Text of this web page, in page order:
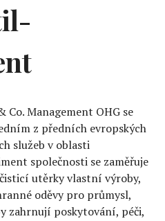
Co. Management OHG se
z předních evropských
služeb v oblasti
společnosti se zaměřuje
utěrky vlastní výroby,
oděvy pro průmysl,
zahrnují poskytování, péči,